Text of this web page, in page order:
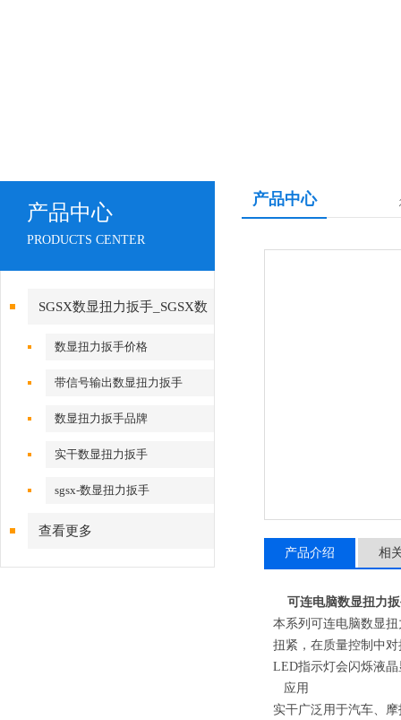
产品中心
PRODUCTS CENTER
SGSX数显扭力扳手_SGSX数
显扭力扳手
数显扭力扳手价格
带信号输出数显扭力扳手
数显扭力扳手品牌
实干数显扭力扳手
sgsx-数显扭力扳手
查看更多
产品中心
产品介绍 相
可连电脑数显扭力
本系列可连电脑数显
扭紧，在质量控制中
LED指示灯会闪烁液
应用
实干广泛用于汽车、